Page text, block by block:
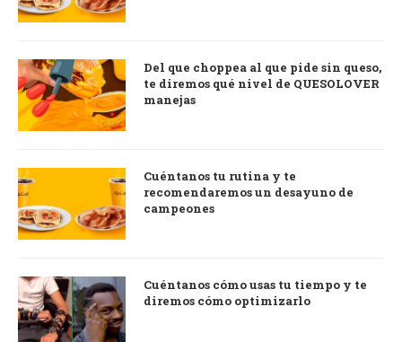
Del que choppea al que pide sin queso,
te diremos qué nivel de QUESOLOVER
manejas
Cuéntanos tu rutina y te
recomendaremos un desayuno de
campeones
Cuéntanos cómo usas tu tiempo y te
diremos cómo optimizarlo